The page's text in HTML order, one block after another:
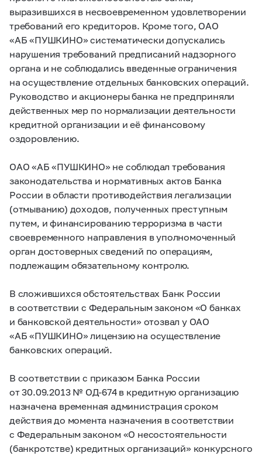
выразившихся в несвоевременном удовлетворении
требований его кредиторов. Кроме того, ОАО
«АБ «ПУШКИНО» систематически допускались
нарушения требований предписаний надзорного
органа и не соблюдались введенные ограничения
на осуществление отдельных банковских операций.
Руководство и акционеры банка не предприняли
действенных мер по нормализации деятельности
кредитной организации и её финансовому
оздоровлению.
ОАО «АБ «ПУШКИНО» не соблюдал требования
законодательства и нормативных актов Банка
России в области противодействия легализации
(отмыванию) доходов, полученных преступным
путем, и финансированию терроризма в части
своевременного направления в уполномоченный
орган достоверных сведений по операциям,
подлежащим обязательному контролю.
В сложившихся обстоятельствах Банк России
в соответствии с Федеральным законом «О банках
и банковской деятельности» отозвал у ОАО
«АБ «ПУШКИНО» лицензию на осуществление
банковских операций.
В соответствии с приказом Банка России
от 30.09.2013 № ОД-674 в кредитную организацию
назначена временная администрация сроком
действия до момента назначения в соответствии
с Федеральным законом «О несостоятельности
(банкротстве) кредитных организаций» конкурсного